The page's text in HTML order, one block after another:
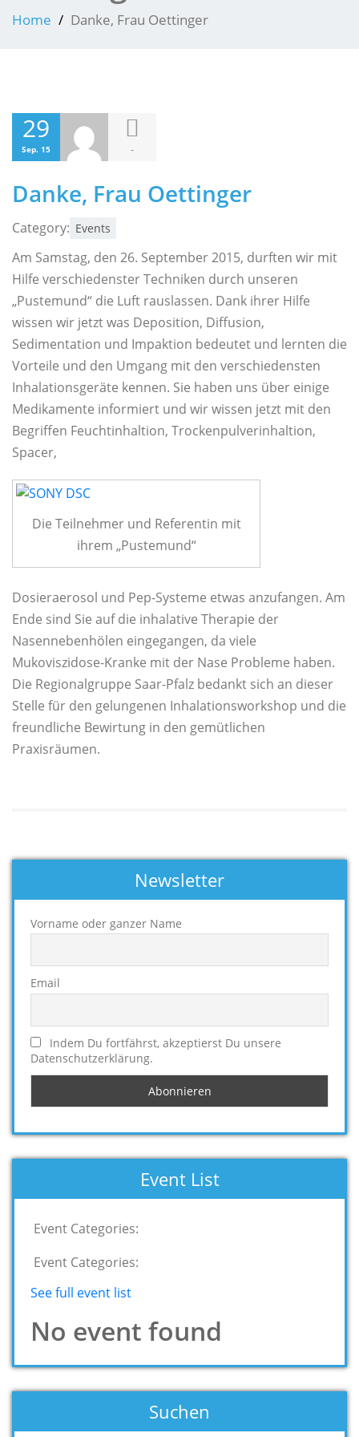
Home Danke, Frau Oettinger
29
Sep. 15 -
Danke, Frau Oettinger
Category: Events
Am Samstag, den 26. September 2015, durften wir mit
Hilfe verschiedenster Techniken durch unseren
„Pustemund“ die Luft rauslassen. Dank ihrer Hilfe
wissen wir jetzt was Deposition, Diffusion,
Sedimentation und Impaktion bedeutet und lernten die
Vorteile und den Umgang mit den verschiedensten
Inhalationsgeräte kennen. Sie haben uns über einige
Medikamente informiert und wir wissen jetzt mit den
Begriffen Feuchtinhaltion, Trockenpulverinhaltion,
Spacer,
Die Teilnehmer und Referentin mit
ihrem „Pustemund“
Dosieraerosol und Pep-Systeme etwas anzufangen. Am
Ende sind Sie auf die inhalative Therapie der
Nasennebenhölen eingegangen, da viele
Mukoviszidose-Kranke mit der Nase Probleme haben.
Die Regionalgruppe Saar-Pfalz bedankt sich an dieser
Stelle für den gelungenen Inhalationsworkshop und die
freundliche Bewirtung in den gemütlichen
Praxisräumen.
Newsletter
Vorname oder ganzer Name
Email
Indem Du fortfährst, akzeptierst Du unsere
Datenschutzerklärung.
Event List
Event Categories:
Event Categories:
See full event list
No event found
Suchen